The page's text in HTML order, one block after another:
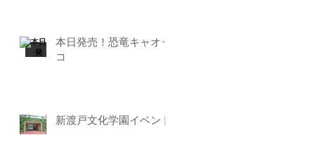
本日発売！恐竜キャオッ
コ
新渡戸文化学園イベント